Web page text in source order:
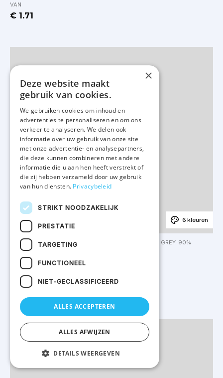
VAN
€ 1.71
6 kleuren
EFFEN KLEUREN: 100% KATOEN. KLEUR IDEAL OXFORD GREY: 90%
KATOEN / 10% VISCOSE. TUBULAIRE JERSEY.
IB316 - iDeal170 uniseks T-shirt
VAN
€ 1.71
×
Deze website maakt
gebruik van cookies.
We gebruiken cookies om inhoud en
advertenties te personaliseren en om ons
verkeer te analyseren. We delen ook
informatie over uw gebruik van onze site
met onze advertentie- en analysepartners,
die deze kunnen combineren met andere
informatie die u aan hen heeft verstrekt of
die zij hebben verzameld door uw gebruik
van hun diensten. Privacybeleid
STRIKT NOODZAKELIJK
PRESTATIE
TARGETING
FUNCTIONEEL
NIET-GECLASSIFICEERD
ALLES ACCEPTEREN
ALLES AFWIJZEN
DETAILS WEERGEVEN